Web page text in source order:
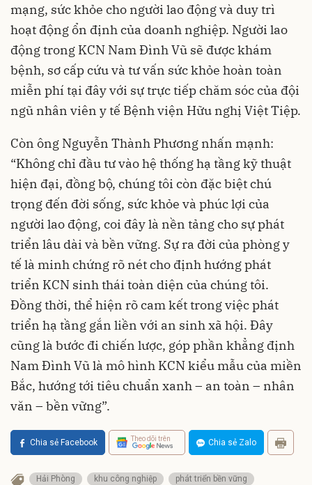
mạng, sức khỏe cho người lao động và duy trì
hoạt động ổn định của doanh nghiệp. Người lao
động trong KCN Nam Đình Vũ sẽ được khám
bệnh, sơ cấp cứu và tư vấn sức khỏe hoàn toàn
miễn phí tại đây với sự trực tiếp chăm sóc của đội
ngũ nhân viên y tế Bệnh viện Hữu nghị Việt Tiệp.
Còn ông Nguyễn Thành Phương nhấn mạnh:
“Không chỉ đầu tư vào hệ thống hạ tầng kỹ thuật
hiện đại, đồng bộ, chúng tôi còn đặc biệt chú
trọng đến đời sống, sức khỏe và phúc lợi của
người lao động, coi đây là nền tảng cho sự phát
triển lâu dài và bền vững. Sự ra đời của phòng y
tế là minh chứng rõ nét cho định hướng phát
triển KCN sinh thái toàn diện của chúng tôi.
Đồng thời, thể hiện rõ cam kết trong việc phát
triển hạ tầng gắn liền với an sinh xã hội. Đây
cũng là bước đi chiến lược, góp phần khẳng định
Nam Đình Vũ là mô hình KCN kiểu mẫu của miền
Bắc, hướng tới tiêu chuẩn xanh – an toàn – nhân
văn – bền vững”.
Chia sẻ Facebook Theo dõi trên Chia sẻ Zalo
Hải Phòng khu công nghiệp
phát triển bền vững